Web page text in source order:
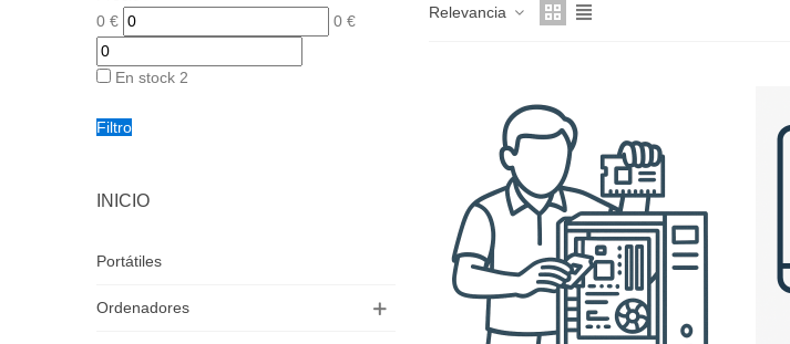
0 € 0 €
En stock 2
Filtro
INICIO
Portátiles
Ordenadores
Relevancia